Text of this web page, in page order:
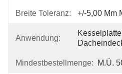
Breite Toleranz: +/-5,00 Mm
Anwendung:
Mindestbestellmenge: M.Ü.